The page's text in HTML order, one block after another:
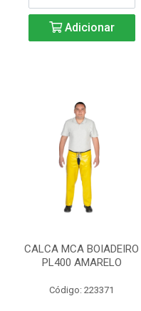
Adicionar
CALCA MCA BOIADEIRO
PL400 AMARELO
Código: 223371